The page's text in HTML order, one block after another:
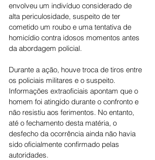
envolveu um indivíduo considerado de
alta periculosidade, suspeito de ter
cometido um roubo e uma tentativa de
homicídio contra idosos momentos antes
da abordagem policial.
Durante a ação, houve troca de tiros entre
os policiais militares e o suspeito.
Informações extraoficiais apontam que o
homem foi atingido durante o confronto e
não resistiu aos ferimentos. No entanto,
até o fechamento desta matéria, o
desfecho da ocorrência ainda não havia
sido oficialmente confirmado pelas
autoridades.